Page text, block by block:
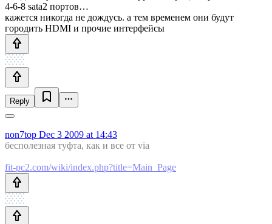
4-6-8 sata2 портов…
кажется никогда не дождусь. а тем временем они будут
городить HDMI и прочие интерфейсы
Reply
non7top Dec 3 2009 at 14:43
бесполезная туфта, как и все от via
fit-pc2.com/wiki/index.php?title=Main_Page